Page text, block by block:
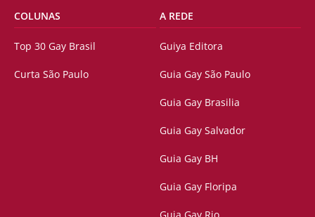
COLUNAS
Top 30 Gay Brasil
Curta São Paulo
A REDE
Guiya Editora
Guia Gay São Paulo
Guia Gay Brasilia
Guia Gay Salvador
Guia Gay BH
Guia Gay Floripa